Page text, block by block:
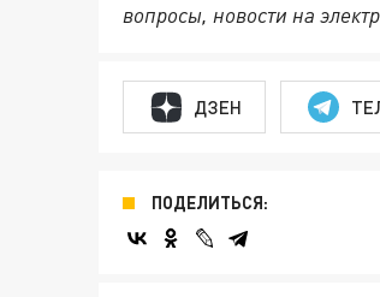
вопросы, новости на
ДЗЕН
ПОДЕЛИТЬСЯ: